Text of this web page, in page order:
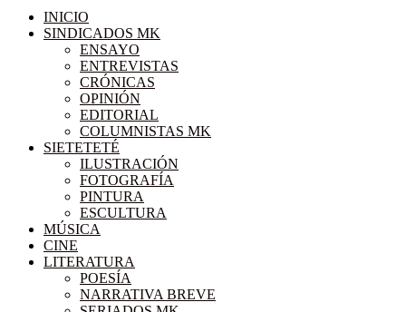
INICIO
SINDICADOS MK
ENSAYO
ENTREVISTAS
CRÓNICAS
OPINIÓN
EDITORIAL
COLUMNISTAS MK
SIETETETÉ
ILUSTRACIÓN
FOTOGRAFÍA
PINTURA
ESCULTURA
MÚSICA
CINE
LITERATURA
POESÍA
NARRATIVA BREVE